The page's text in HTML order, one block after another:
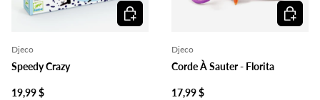
Djeco
Speedy Crazy
19,99 $
Ajouter au panier
Djeco
Corde À Sauter - Florita
17,99 $
Ajouter